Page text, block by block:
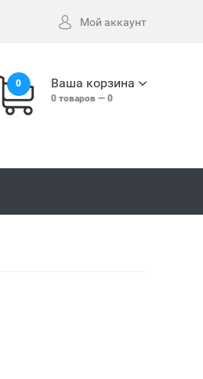
Мой аккаунт
0 Ваша корзина
0 товаров — 0